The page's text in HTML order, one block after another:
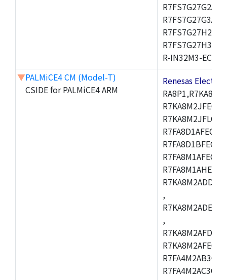
R-IN32M3-EC
▼PALMiCE4 CM (Model-T)
CSIDE for PALMiCE4 ARM
Renesas
,
,